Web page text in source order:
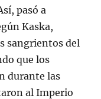
pasó a
Kaska,
sangrientos del
que los
durante las
al Imperio